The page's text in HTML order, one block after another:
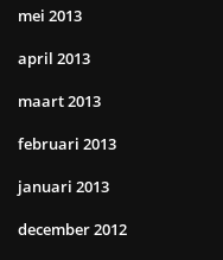
mei 2013
april 2013
maart 2013
februari 2013
januari 2013
december 2012